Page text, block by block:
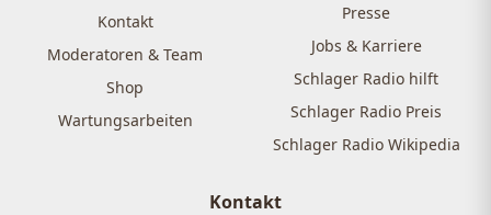
Kontakt
Moderatoren & Team
Shop
Wartungsarbeiten
Presse
Jobs & Karriere
Schlager Radio hilft
Schlager Radio Preis
Schlager Radio Wikipedia
Kontakt